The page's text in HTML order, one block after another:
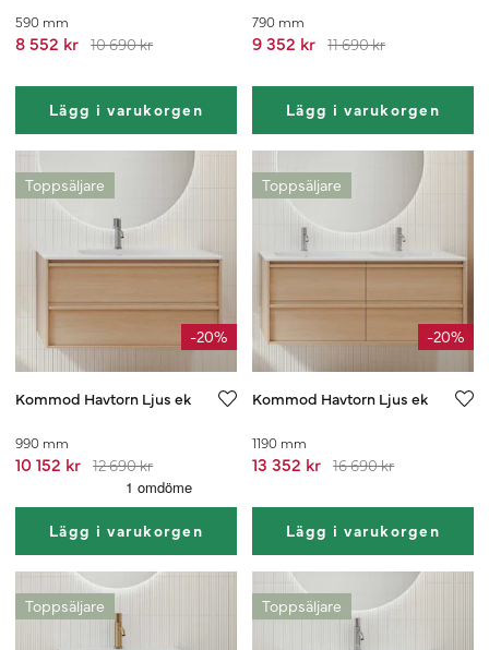
590 mm
8 552 kr 10 690 kr
Lägg i varukorgen
790 mm
9 352 kr 11 690 kr
Lägg i varukorgen
Toppsäljare
-20%
Kommod Havtorn Ljus ek
990 mm
10 152 kr 12 690 kr
Lägg i varukorgen
Toppsäljare
-20%
Kommod Havtorn Ljus ek
1190 mm
13 352 kr 16 690 kr
Lägg i varukorgen
Toppsäljare Toppsäljare